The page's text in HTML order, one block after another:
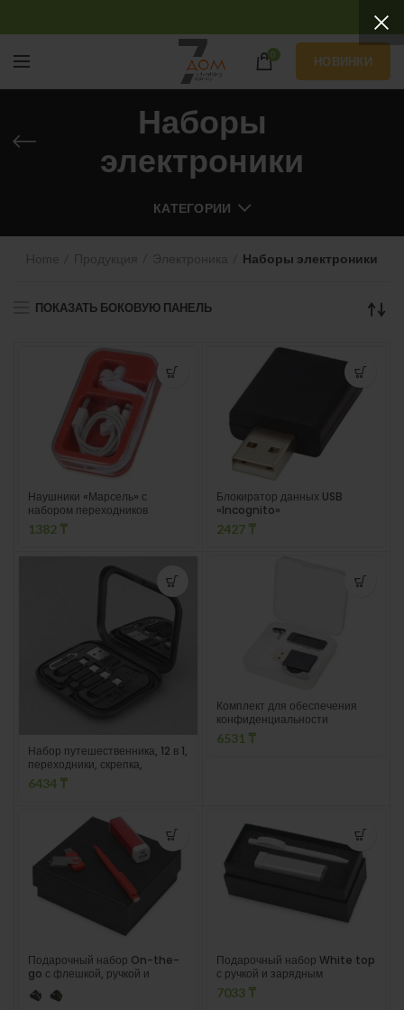
0 НОВИНКИ
Наборы
электроники
КАТЕГОРИИ
Наборы электроники
ПОКАЗАТЬ БОКОВУЮ ПАНЕЛЬ
Наушники «Марсель» с
набором переходников
1382 ₸
Блокиратор данных USB
«Incognito»
2427 ₸
Набор путешественника, 12 в 1,
переходники, скрепка,
подставка, зеркало
6434 ₸
Комплект для обеспечения
конфиденциальности
«Incognito»
6531 ₸
Подарочный набор On-the-
go с флешкой, ручкой и
зарядным устройством
Подарочный набор White top
с ручкой и зарядным
устройством
7033 ₸